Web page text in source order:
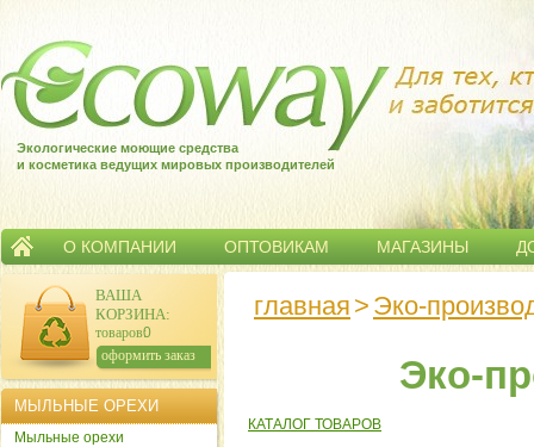
Экологические моющие средства
и косметика ведущих мировых производителей
О КОМПАНИИ ОПТОВИКАМ МАГАЗИНЫ
главная > Эко-
Эко-
КАТАЛОГ ТОВАРОВ
ВАША
КОРЗИНА:
товаров:0
сумма: 0р.
оформить заказ
МЫЛЬНЫЕ ОРЕХИ
Мыльные орехи